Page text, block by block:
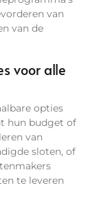
van
van de
voor alle
opties
hun budget of
van
sloten, of
te leveren